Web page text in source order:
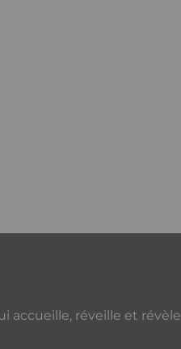
accueille, réveille et révèle